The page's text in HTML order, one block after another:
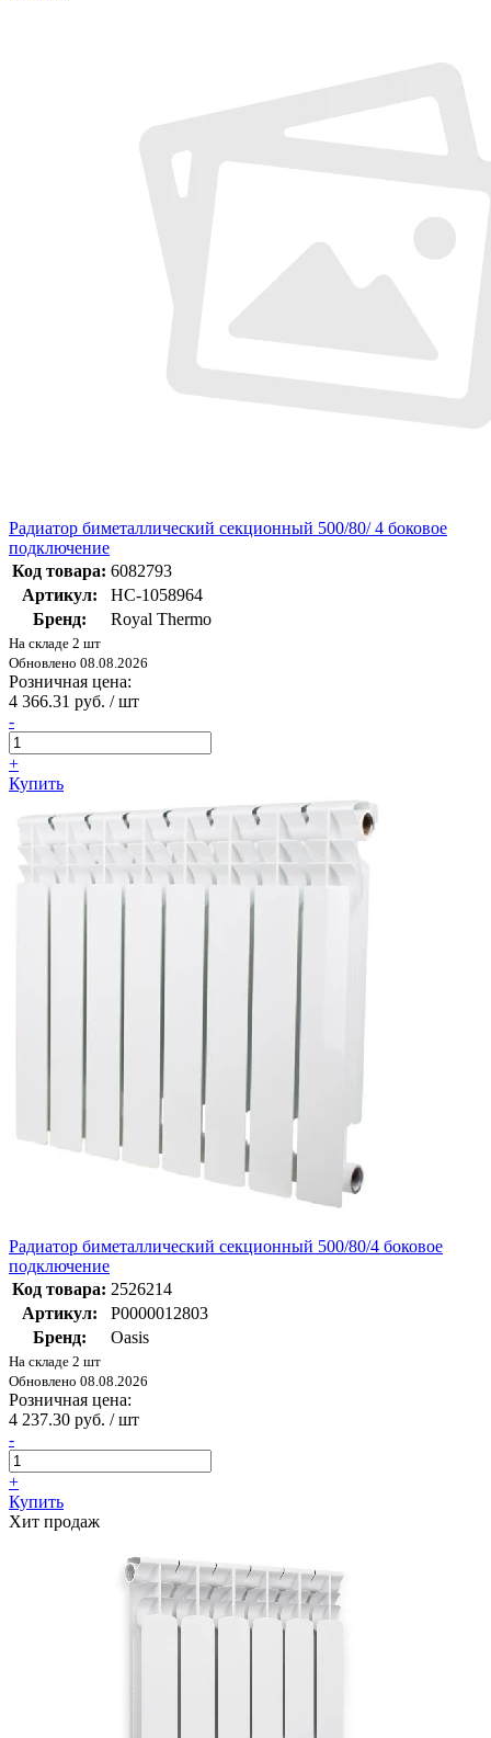
Радиатор биметаллический секционный 500/80/ 4 боковое
подключение
Код товара: 6082793
Артикул:
НС-1058964
Бренд:
Royal Thermo
На складе 2 шт
Обновлено 08.08.2026
Розничная цена:
4 366.31 руб. / шт
-
+
Купить
Радиатор биметаллический секционный 500/80/4 боковое
подключение
Код товара: 2526214
Артикул:
Р0000012803
Бренд:
Oasis
На складе 2 шт
Обновлено 08.08.2026
Розничная цена:
4 237.30 руб. / шт
-
+
Купить
Хит продаж